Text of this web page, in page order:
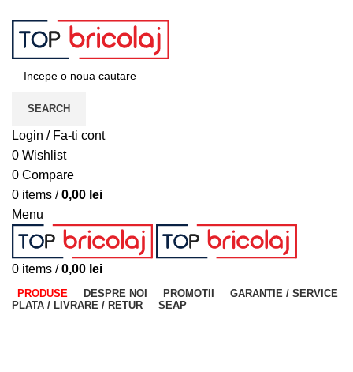
SEARCH
Login / Fa-ti cont
0 Wishlist
0 Compare
0 items / 0,00 lei
Menu
0 items / 0,00 lei
PRODUSE DESPRE NOI PROMOTII
GARANTIE / SERVICE
PLATA / LIVRARE / RETUR
SEAP